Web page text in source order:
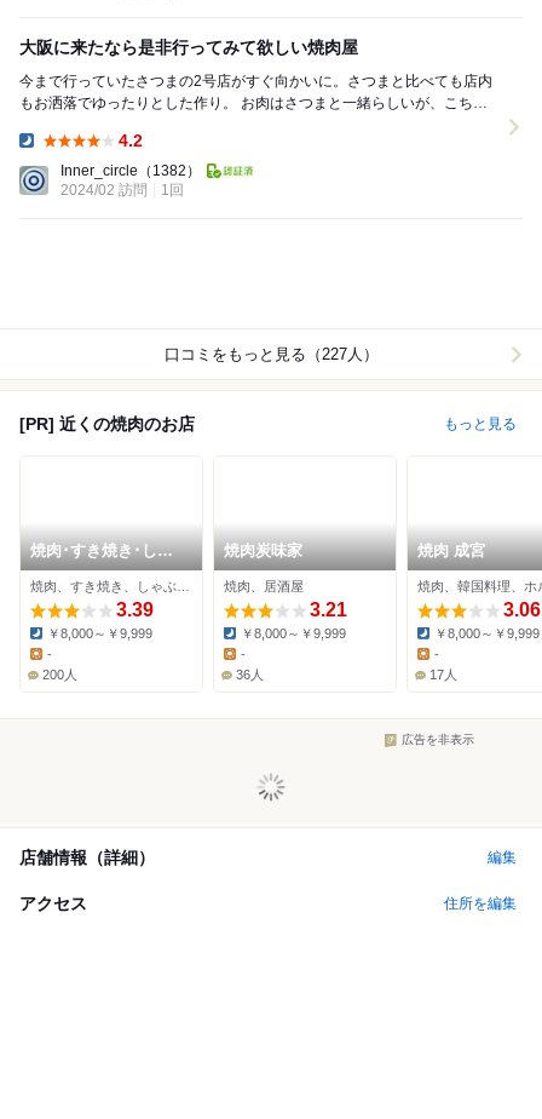
大阪に来たなら是非行ってみて欲しい焼肉屋
今まで行っていたさつまの2号店がすぐ向かいに。さつまと比べても店内
もお洒落でゆったりとした作り。 お肉はさつまと一緒らしいが、こちら
4.2
Inner_circle （1382）
2024/02 訪問
1回
口コミをもっと見る（227人）
[PR] 近くの焼肉のお店 もっと見る
焼肉･すき焼き･しゃ
ぶしゃぶ萬野屋別邸
3.39
Dinner:
￥8,000～￥9,999
-
200人
焼肉炭味家
焼肉、居酒屋
3.21
Dinner:
￥8,000～￥9,999
Lunch:
-
36人
焼肉 成宮
焼肉、韓国料理、ホ
3.06
Dinner:
￥8,000～￥9,999
Lunch:
-
17人
広告を非表示
店舗情報（詳細） 編集
アクセス 住所を編集